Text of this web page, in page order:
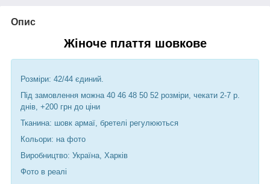
Опис
Жіноче плаття шовкове
Розміри: 42/44 єдиний.
Під замовлення можна 40 46 48 50 52 розміри, чекати 2-7 р.
днів, +200 грн до ціни
Тканина: шовк армаї, бретелі регулюються
Кольори: на фото
Виробництво: Україна, Харків
Фото в реалі